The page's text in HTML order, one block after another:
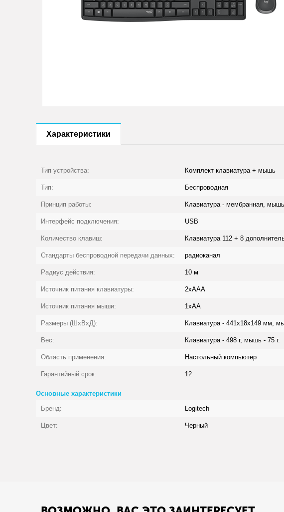
Характеристики
Тип устройства: Комплект клавиатура + мышь
Тип: Беспроводная
Принцип работы: Клавиатура - мембранная,
Интерфейс подключения: USB
Количество клавиш: Клавиатура 112 + 8
Стандарты беспроводной передачи данных: радиоканал
Радиус действия: 10 м
Источник питания клавиатуры: 2xAAA
Источник питания мыши: 1xAA
Размеры (ШxВxД): Клавиатура - 441x18x149 мм,
Вес: Клавиатура - 498 г, мышь - 75 г.
Область применения: Настольный компьютер
Гарантийный срок: 12
Основные характеристики
Бренд:
Logitech
Цвет: Черный